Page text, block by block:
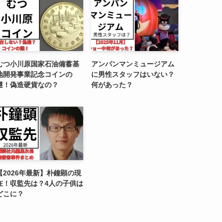
つ小川原国家石油備蓄基
開発事業記念コインの
！偽造硬貨なの？
アンパンマンミュージアム
に男性スタッフはいない？
何があった？
2026年最新】朴鐘顕の現
！収監先は？4人の子供は
こに？